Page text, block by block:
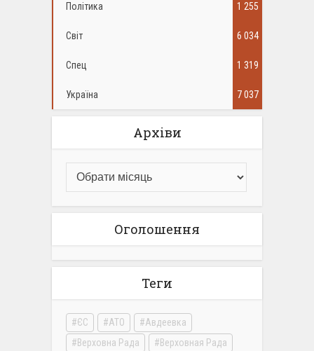
Політика 1 255
Світ 6 034
Спец 1 319
Україна 7 037
Архіви
Оголошення
Теги
ЄС АТО
Авдеевка
Верховна Рада
Верховная Рада